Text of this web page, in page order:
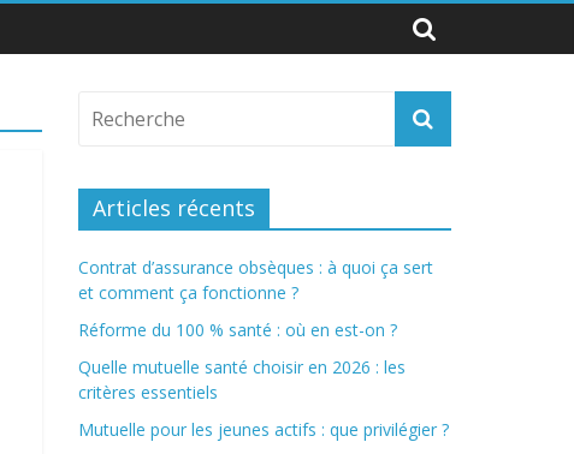
Articles récents
Contrat d’assurance obsèques : à quoi ça sert
et comment ça fonctionne ?
Réforme du 100 % santé : où en est-on ?
Quelle mutuelle santé choisir en 2026 : les
critères essentiels
Mutuelle pour les jeunes actifs : que privilégier ?